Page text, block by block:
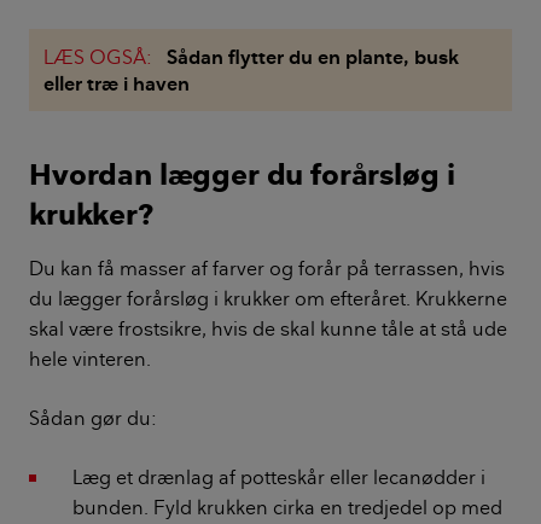
LÆS OGSÅ:
Sådan flytter du en plante, busk
eller træ i haven
Hvordan lægger du forårsløg i
krukker?
Du kan få masser af farver og forår på terrassen, hvis
du lægger forårsløg i krukker om efteråret. Krukkerne
skal være frostsikre, hvis de skal kunne tåle at stå ude
hele vinteren.
Sådan gør du:
Læg et drænlag af potteskår eller lecanødder i
bunden. Fyld krukken cirka en tredjedel op med